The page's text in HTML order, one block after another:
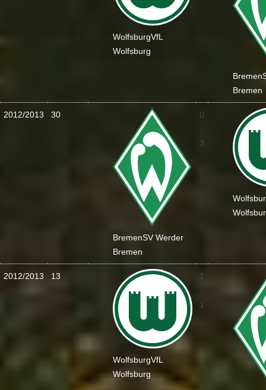
WolfsburgVfL
Wolfsburg
Bremen
Bremen
2012/2013 30
BremenSV Werder
Bremen
0
:
3
2012/2013 13
WolfsburgVfL
Wolfsburg
1
:
1